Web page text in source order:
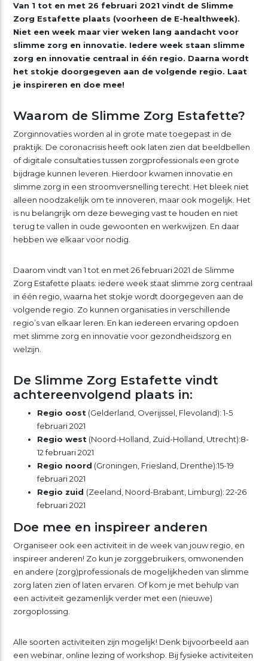
Van 1 tot en met 26 februari 2021 vindt de Slimme
Zorg Estafette plaats (voorheen de E-healthweek).
Niet een week maar vier weken lang aandacht voor
slimme zorg en innovatie. Iedere week staan slimme
zorg en innovatie centraal in één regio. Daarna wordt
het stokje doorgegeven aan de volgende regio. Laat
je inspireren en doe mee!
Waarom de Slimme Zorg Estafette?
Zorginnovaties worden al in grote mate toegepast in de
praktijk. De coronacrisis heeft ook laten zien dat beeldbellen
of digitale consultaties tussen zorgprofessionals een grote
bijdrage kunnen leveren. Hierdoor kwamen innovatie en
slimme zorg in een stroomversnelling terecht. Het bleek niet
alleen noodzakelijk om te innoveren, maar ook mogelijk. Het
is nu belangrijk om deze beweging vast te houden en niet
terug te vallen in oude gewoonten en werkwijzen. En daar
hebben we elkaar voor nodig.
Daarom vindt van 1 tot en met 26 februari 2021 de Slimme
Zorg Estafette plaats: iedere week staat slimme zorg centraal
in één regio, waarna het stokje wordt doorgegeven aan de
volgende regio. Zo kunnen organisaties in verschillende
regio’s van elkaar leren. En kan iedereen ervaring opdoen
met slimme zorg en innovatie voor gezondheidszorg en
welzijn.
De Slimme Zorg Estafette vindt
achtereenvolgend plaats in:​​
Regio oost (Gelderland, Overijssel, Flevoland): ​1-5
februari 2021
Regio west (Noord-Holland, Zuid-Holland, Utrecht):8-
12 februari 2021
Regio noord (Groningen, Friesland, Drenthe):15-19
februari 2021
Regio zuid (Zeeland, Noord-Brabant, Limburg): ​22-26
februari 2021
Doe mee en inspireer anderen
Organiseer ook een activiteit in de week van jouw regio, en
inspireer anderen! Zo kun je zorggebruikers, omwonenden
en andere (zorg)professionals de mogelijkheden van slimme
zorg laten zien of laten ervaren. Of kom je met behulp van
een activiteit gezamenlijk verder met een (nieuwe)
zorgoplossing.
Alle soorten activiteiten zijn mogelijk! Denk bijvoorbeeld aan
een webinar, online lezing of workshop. Bij fysieke activiteiten